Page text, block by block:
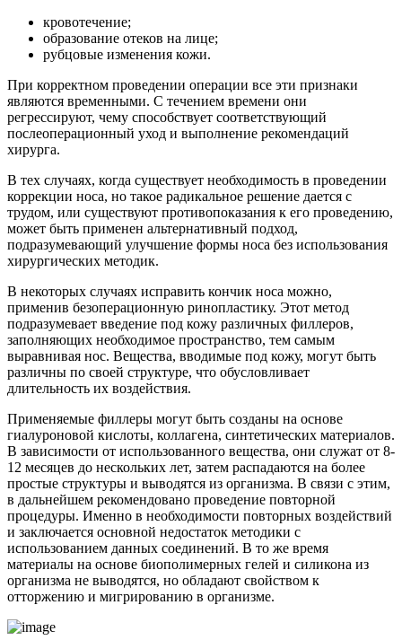
кровотечение;
образование отеков на лице;
рубцовые изменения кожи.
При корректном проведении операции все эти признаки
являются временными. С течением времени они
регрессируют, чему способствует соответствующий
послеоперационный уход и выполнение рекомендаций
хирурга.
В тех случаях, когда существует необходимость в проведении
коррекции носа, но такое радикальное решение дается с
трудом, или существуют противопоказания к его проведению,
может быть применен альтернативный подход,
подразумевающий улучшение формы носа без использования
хирургических методик.
В некоторых случаях исправить кончик носа можно,
применив безоперационную ринопластику. Этот метод
подразумевает введение под кожу различных филлеров,
заполняющих необходимое пространство, тем самым
выравнивая нос. Вещества, вводимые под кожу, могут быть
различны по своей структуре, что обусловливает
длительность их воздействия.
Применяемые филлеры могут быть созданы на основе
гиалуроновой кислоты, коллагена, синтетических материалов.
В зависимости от использованного вещества, они служат от 8-
12 месяцев до нескольких лет, затем распадаются на более
простые структуры и выводятся из организма. В связи с этим,
в дальнейшем рекомендовано проведение повторной
процедуры. Именно в необходимости повторных воздействий
и заключается основной недостаток методики с
использованием данных соединений. В то же время
материалы на основе биополимерных гелей и силикона из
организма не выводятся, но обладают свойством к
отторжению и мигрированию в организме.